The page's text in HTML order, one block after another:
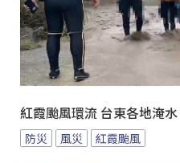
紅霞颱風環流 台東各地淹
防災 風災 紅霞颱風